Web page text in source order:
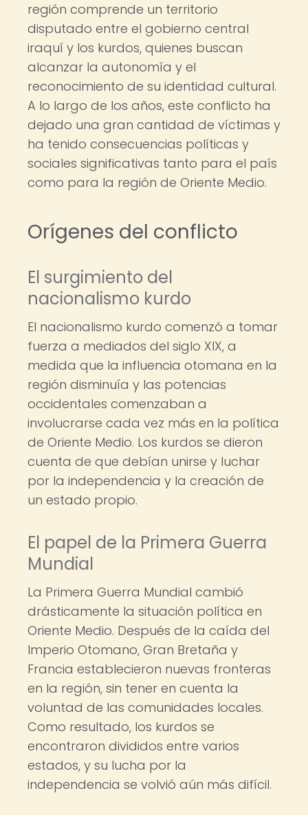
región comprende un territorio
disputado entre el gobierno central
iraquí y los kurdos, quienes buscan
alcanzar la autonomía y el
reconocimiento de su identidad cultural.
A lo largo de los años, este conflicto ha
dejado una gran cantidad de víctimas y
ha tenido consecuencias políticas y
sociales significativas tanto para el país
como para la región de Oriente Medio.
Orígenes del conflicto
El surgimiento del
nacionalismo kurdo
El nacionalismo kurdo comenzó a tomar
fuerza a mediados del siglo XIX, a
medida que la influencia otomana en la
región disminuía y las potencias
occidentales comenzaban a
involucrarse cada vez más en la política
de Oriente Medio. Los kurdos se dieron
cuenta de que debían unirse y luchar
por la independencia y la creación de
un estado propio.
El papel de la Primera Guerra
Mundial
La Primera Guerra Mundial cambió
drásticamente la situación política en
Oriente Medio. Después de la caída del
Imperio Otomano, Gran Bretaña y
Francia establecieron nuevas fronteras
en la región, sin tener en cuenta la
voluntad de las comunidades locales.
Como resultado, los kurdos se
encontraron divididos entre varios
estados, y su lucha por la
independencia se volvió aún más difícil.